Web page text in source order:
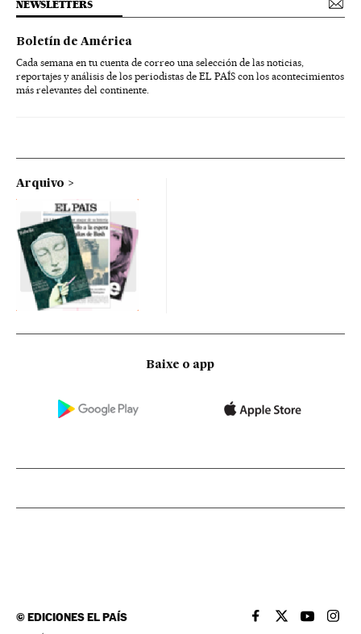
NEWSLETTERS
Boletín de América
Cada semana en tu cuenta de correo una selección de las noticias,
reportajes y análisis de los periodistas de EL PAÍS con los acontecimientos
más relevantes del continente.
Arquivo
Baixe o app
©EDICIONES EL PAÍS EL PAÍS BRASIL EN
EL PAÍSEL PAÍS
EL